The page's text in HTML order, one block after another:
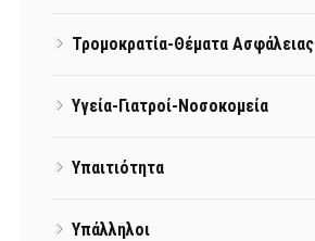
Τρομοκρατία-Θέματα Ασφάλειας
Υγεία-Γιατροί-Νοσοκομεία
Υπαιτιότητα
Υπάλληλοι